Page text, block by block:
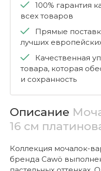
100% гарантия
всех товаров
Прямые
лучших
Качественная
товара, которая
и сохранность
Описание
16 см
Коллекция мочалок-
бренда Cawö